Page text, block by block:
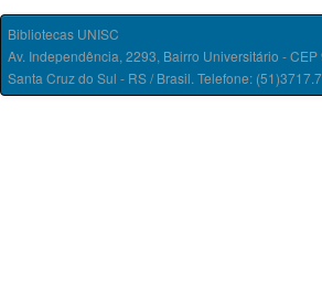
Bibliotecas UNISC
Av. Independência, 2293, Bairro Universitário -
Santa Cruz do Sul - RS / Brasil. Telefone: